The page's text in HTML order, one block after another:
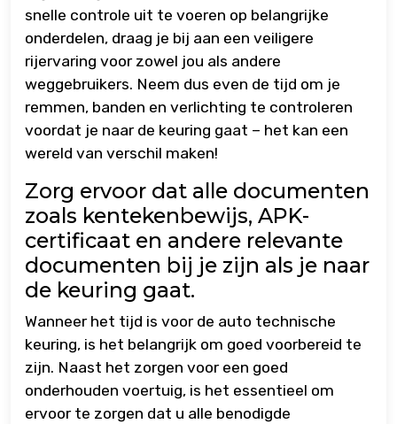
snelle controle uit te voeren op belangrijke
onderdelen, draag je bij aan een veiligere
rijervaring voor zowel jou als andere
weggebruikers. Neem dus even de tijd om je
remmen, banden en verlichting te controleren
voordat je naar de keuring gaat – het kan een
wereld van verschil maken!
Zorg ervoor dat alle documenten
zoals kentekenbewijs, APK-
certificaat en andere relevante
documenten bij je zijn als je naar
de keuring gaat.
Wanneer het tijd is voor de auto technische
keuring, is het belangrijk om goed voorbereid te
zijn. Naast het zorgen voor een goed
onderhouden voertuig, is het essentieel om
ervoor te zorgen dat u alle benodigde